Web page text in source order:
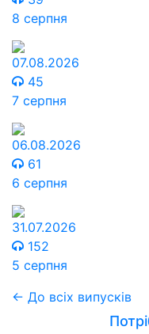
8 серпня
07.08.2026
45
7 серпня
06.08.2026
61
6 серпня
31.07.2026
152
5 серпня
← До всіх випусків